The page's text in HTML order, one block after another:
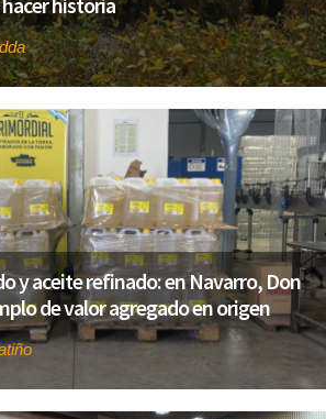
y aceite refinado: en Navarro, Don
de valor agregado en origen